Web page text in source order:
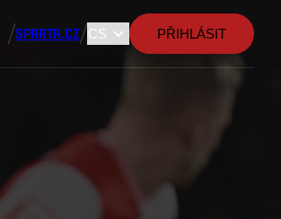
SPARTA.CZ PŘIHLÁSIT